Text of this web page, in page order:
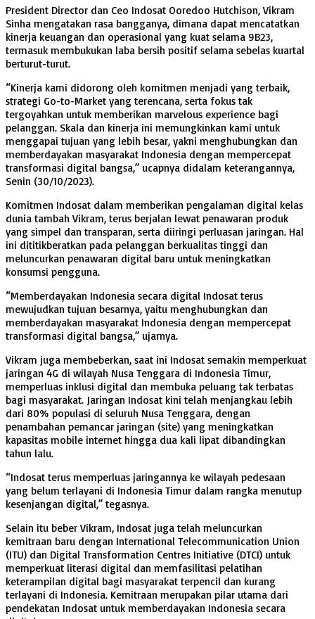
President Director dan Ceo Indosat Ooredoo Hutchison, Vikram
Sinha mengatakan rasa bangganya, dimana dapat mencatatkan
kinerja keuangan dan operasional yang kuat selama 9B23,
termasuk membukukan laba bersih positif selama sebelas kuartal
berturut-turut.
“Kinerja kami didorong oleh komitmen menjadi yang terbaik,
strategi Go-to-Market yang terencana, serta fokus tak
tergoyahkan untuk memberikan marvelous experience bagi
pelanggan. Skala dan kinerja ini memungkinkan kami untuk
menggapai tujuan yang lebih besar, yakni menghubungkan dan
memberdayakan masyarakat Indonesia dengan mempercepat
transformasi digital bangsa,” ucapnya didalam keterangannya,
Senin (30/10/2023).
Komitmen Indosat dalam memberikan pengalaman digital kelas
dunia tambah Vikram, terus berjalan lewat penawaran produk
yang simpel dan transparan, serta diiringi perluasan jaringan. Hal
ini dititikberatkan pada pelanggan berkualitas tinggi dan
meluncurkan penawaran digital baru untuk meningkatkan
konsumsi pengguna.
“Memberdayakan Indonesia secara digital Indosat terus
mewujudkan tujuan besarnya, yaitu menghubungkan dan
memberdayakan masyarakat Indonesia dengan mempercepat
transformasi digital bangsa,” ujarnya.
Vikram juga membeberkan, saat ini Indosat semakin memperkuat
jaringan 4G di wilayah Nusa Tenggara di Indonesia Timur,
memperluas inklusi digital dan membuka peluang tak terbatas
bagi masyarakat. Jaringan Indosat kini telah menjangkau lebih
dari 80% populasi di seluruh Nusa Tenggara, dengan
penambahan pemancar jaringan (site) yang meningkatkan
kapasitas mobile internet hingga dua kali lipat dibandingkan
tahun lalu.
“Indosat terus memperluas jaringannya ke wilayah pedesaan
yang belum terlayani di Indonesia Timur dalam rangka menutup
kesenjangan digital,” tegasnya.
Selain itu beber Vikram, Indosat juga telah meluncurkan
kemitraan baru dengan International Telecommunication Union
(ITU) dan Digital Transformation Centres Initiative (DTCI) untuk
memperkuat literasi digital dan memfasilitasi pelatihan
keterampilan digital bagi masyarakat terpencil dan kurang
terlayani di Indonesia. Kemitraan merupakan pilar utama dari
pendekatan Indosat untuk memberdayakan Indonesia secara